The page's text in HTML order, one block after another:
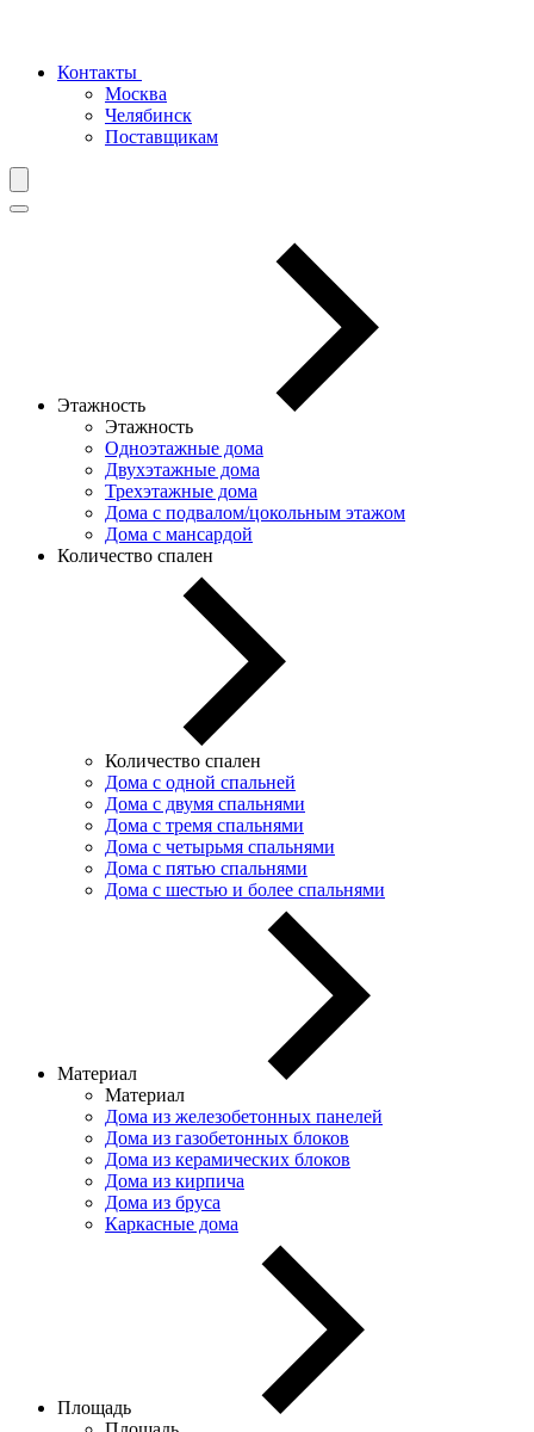
Контакты
Москва
Челябинск
Поставщикам
Этажность
Этажность
Одноэтажные дома
Двухэтажные дома
Трехэтажные дома
Дома с подвалом/цокольным этажом
Дома с мансардой
Количество спален
Количество спален
Дома с одной спальней
Дома с двумя спальнями
Дома с тремя спальнями
Дома с четырьмя спальнями
Дома с пятью спальнями
Дома с шестью и более спальнями
Материал
Материал
Дома из железобетонных панелей
Дома из газобетонных блоков
Дома из керамических блоков
Дома из кирпича
Дома из бруса
Каркасные дома
Площадь